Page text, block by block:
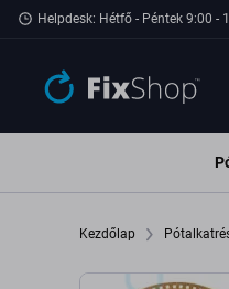
Ugrás az oldal fő részéhez
Helpdesk: Hétfő - Péntek 9:00 -
Kezdőlap